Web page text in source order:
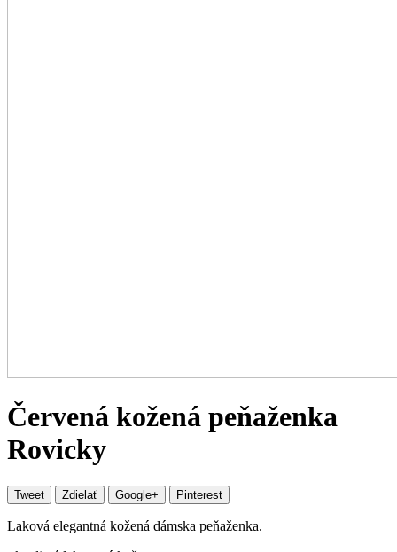
Červená kožená peňaženka
Rovicky
Tweet Zdielať Google+ Pinterest
Laková elegantná kožená dámska peňaženka.